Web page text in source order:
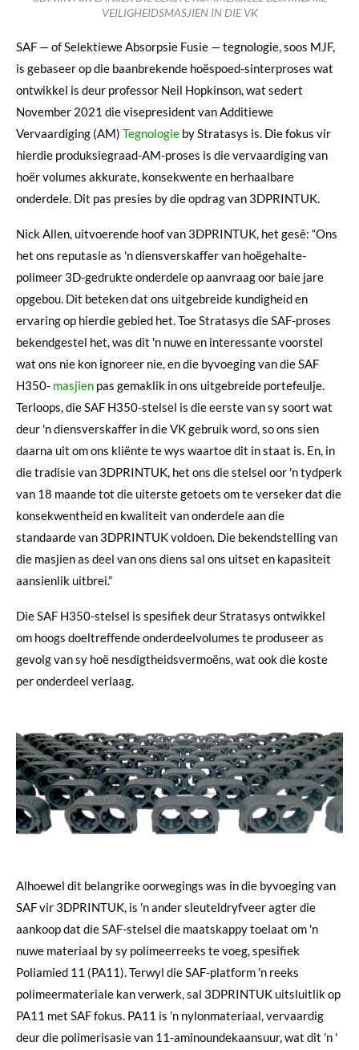
VEILIGHEIDSMASJIEN IN DIE VK
SAF — of Selektiewe Absorpsie Fusie — tegnologie, soos MJF,
is gebaseer op die baanbrekende hoëspoed-sinterproses wat
ontwikkel is deur professor Neil Hopkinson, wat sedert
November 2021 die visepresident van Additiewe
Vervaardiging (AM) Tegnologie by Stratasys is. Die fokus vir
hierdie produksiegraad-AM-proses is die vervaardiging van
hoër volumes akkurate, konsekwente en herhaalbare
onderdele. Dit pas presies by die opdrag van 3DPRINTUK.
Nick Allen, uitvoerende hoof van 3DPRINTUK, het gesê: “Ons
het ons reputasie as 'n diensverskaffer van hoëgehalte-
polimeer 3D-gedrukte onderdele op aanvraag oor baie jare
opgebou. Dit beteken dat ons uitgebreide kundigheid en
ervaring op hierdie gebied het. Toe Stratasys die SAF-proses
bekendgestel het, was dit 'n nuwe en interessante voorstel
wat ons nie kon ignoreer nie, en die byvoeging van die SAF
H350- masjien pas gemaklik in ons uitgebreide portefeulje.
Terloops, die SAF H350-stelsel is die eerste van sy soort wat
deur 'n diensverskaffer in die VK gebruik word, so ons sien
daarna uit om ons kliënte te wys waartoe dit in staat is. En, in
die tradisie van 3DPRINTUK, het ons die stelsel oor 'n tydperk
van 18 maande tot die uiterste getoets om te verseker dat die
konsekwentheid en kwaliteit van onderdele aan die
standaarde van 3DPRINTUK voldoen. Die bekendstelling van
die masjien as deel van ons diens sal ons uitset en kapasiteit
aansienlik uitbrei.”
Die SAF H350-stelsel is spesifiek deur Stratasys ontwikkel
om hoogs doeltreffende onderdeelvolumes te produseer as
gevolg van sy hoë nesdigtheidsvermoëns, wat ook die koste
per onderdeel verlaag.
Alhoewel dit belangrike oorwegings was in die byvoeging van
SAF vir 3DPRINTUK, is 'n ander sleuteldryfveer agter die
aankoop dat die SAF-stelsel die maatskappy toelaat om 'n
nuwe materiaal by sy polimeerreeks te voeg, spesifiek
Poliamied 11 (PA11). Terwyl die SAF-platform 'n reeks
polimeermateriale kan verwerk, sal 3DPRINTUK uitsluitlik op
PA11 met SAF fokus. PA11 is 'n nylonmateriaal, vervaardig
deur die polimerisasie van 11-aminoundekaansuur, wat dit 'n '